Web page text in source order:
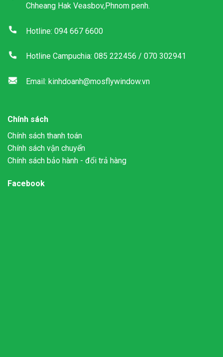
Chheang Hak Veasbov,Phnom penh.
Hotline: 094 667 6600
Hotline Campuchia: 085 222456 / 070 302941
Email: kinhdoanh@mosflywindow.vn
Chính sách
Chính sách thanh toán
Chính sách vận chuyển
Chính sách bảo hành - đổi trả hàng
Facebook